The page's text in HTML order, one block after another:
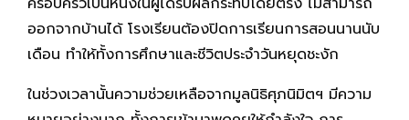
ออกจากบ้านได้ โรงเรียนต้องปิดการเรียนการสอนนานนับ
เดือน ทำให้ทั้งการศึกษาและชีวิตประจำวันหยุดชะงัก
ในช่วงเวลานั้นความช่วยเหลือจากมูลนิธิศุภนิมิตฯ มีความ